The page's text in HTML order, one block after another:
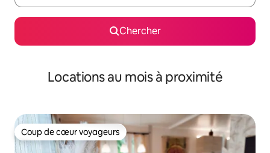
Chercher
Locations au mois à proximité
Coup de cœur voyageurs
Coup de cœur voyageurs